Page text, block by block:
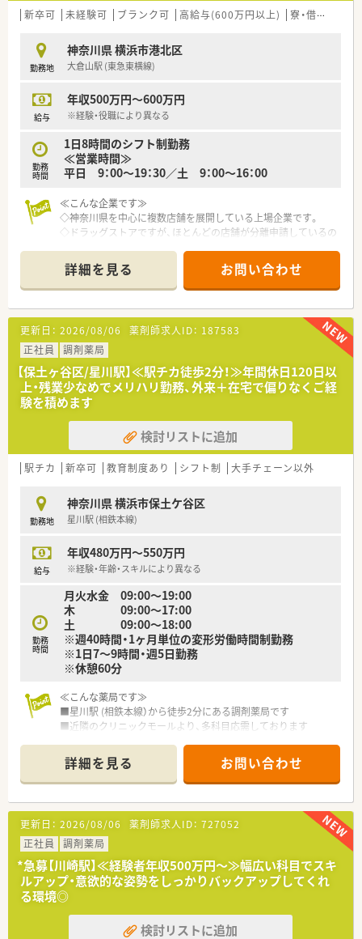
新卒可 未経験可 ブランク可 高給与(600万円以上) 寮・借上社宅あり
勤務地
神奈川県 横浜市港北区
大倉山駅 (東急東横線)
給与
年収500万円～600万円
※経験・役職により異なる
勤務
時間
1日8時間のシフト制勤務
≪営業時間≫
平日 9：00～19：30／土 9：00～16：00
≪こんな企業です≫
◇神奈川県を中心に複数店舗を展開している上場企業です。
◇ドラッグストアですが、ほとんどの店舗が分離申請しているの
通常の調剤薬局と同じ働き方（日祝休み、営業時間19時、19時
半までなど）ができます
◇定着率が高く、産休育休制度・時短勤務制度も整っています。
（男性の産休実績あり）
◇ノルマ一切なし！
◇利益よりも地域貢献を優先させている会社です！
◇単身者には年収とは別に住宅補助が年間60万円も付与されま
す
◇往診同行を基本とした専門性の高い在宅に取り組んでいるた
め
在宅医療を勉強したい方にもオススメ
詳細を見る お問い合わせ
更新日： 2026/08/06 薬剤師求人ID： 187583
正社員
調剤薬局
【保土ヶ谷区/星川駅】≪駅チカ徒歩2分！≫年間休日120日以
上・残業少なめでメリハリ勤務、外来＋在宅で偏りなくご経
験を積めます
検討リストに追加
駅チカ 新卒可 教育制度あり シフト制 大手チェーン以外
勤務地
神奈川県 横浜市保土ケ谷区
星川駅 (相鉄本線)
給与
年収480万円～550万円
※経験・年齢・スキルにより異なる
勤務
時間
月火水金 09:00～19:00
木 09:00～17:00
土 09:00～18:00
※週40時間・1ヶ月単位の変形労働時間制勤務
※1日7～9時間・週5日勤務
※休憩60分
≪こんな薬局です≫
■星川駅 (相鉄本線）から徒歩2分にある調剤薬局です
■近隣のクリニックモールより、多科目応需しております
≪こんな法人です≫
■鎌倉市を中心に、県内で12店舗程展開している調剤薬局です。
■調剤薬局のみならず、居宅介護支援事業所や訪問看護リハビリ
テーションも運営しております。
■グループ内で協業しながらワンストップで高齢化が進む地域
ニーズに対応しています。
■在宅に注力しますが、もちろん外来処方箋対応もしっかりと対
応しています。
■外来処方箋対応がベースにあり、その先に在宅業務があるとい
うお考えです。
■薬剤師の平均年齢は42歳、定着率も高い企業です。
■新卒薬剤師も毎年入社されており、若手社員の育成にも力を入
詳細を見る お問い合わせ
更新日： 2026/08/06 薬剤師求人ID： 727052
正社員
調剤薬局
*急募【川崎駅】≪経験者年収500万円～≫幅広い科目でスキ
ルアップ・意欲的な姿勢をしっかりバックアップしてくれ
る環境◎
検討リストに追加